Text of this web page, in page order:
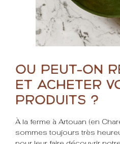
Où peut-on
et acheter
produits ?
À la ferme à Artouan (en
sommes toujours très